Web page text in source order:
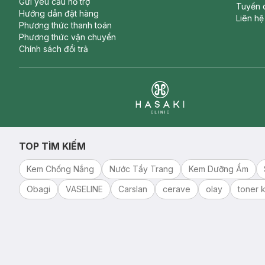
Hướng dẫn đặt hàng
Phương thức thanh toán
Phương thức vận chuyển
Chính sách đổi trả
Tuyển
Liên hệ
TOP TÌM KIẾM
Kem Chống Nắng Nước Tẩy Trang Kem Dưỡng Ẩm
Obagi
VASELINE Carslan cerave olay toner